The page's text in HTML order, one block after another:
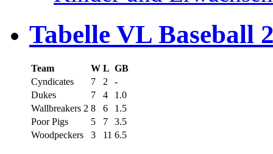
Tabelle VL Baseball
Team W L GB
Cyndicates
7 2
-
Dukes
7 4
1.0
Wallbreakers 2 8 6
1.5
Poor Pigs
5 7
3.5
Woodpeckers
3 11 6.5